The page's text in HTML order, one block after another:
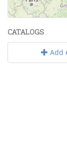
CATALOGS
Add